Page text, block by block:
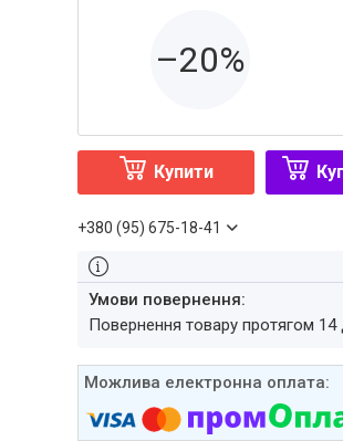
–20%
Купити
+380 (95) 675-18-41
повернення товару протягом 14